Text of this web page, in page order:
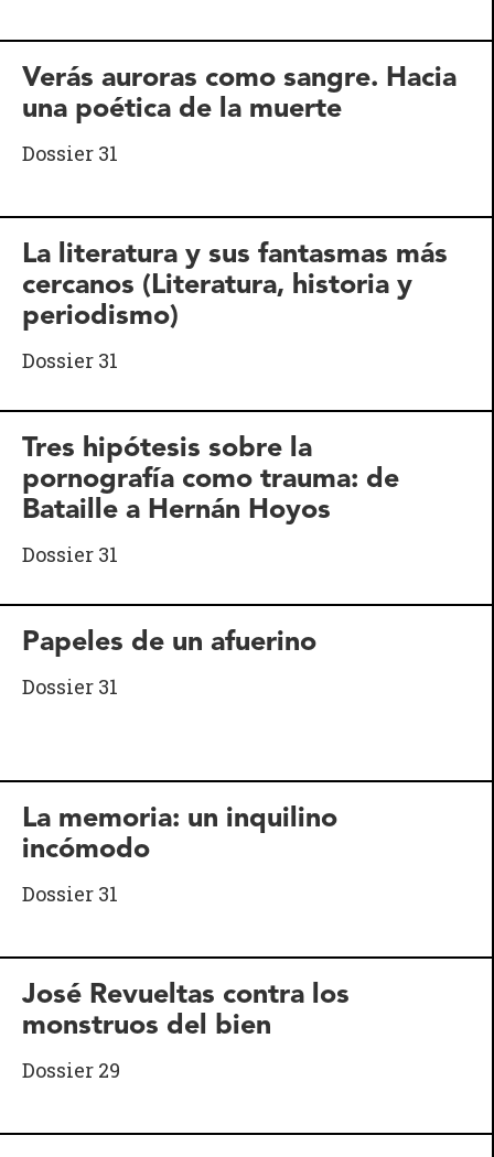
Verás auroras como sangre. Hacia
una poética de la muerte
Dossier 31
La literatura y sus fantasmas más
cercanos (Literatura, historia y
periodismo)
Dossier 31
Tres hipótesis sobre la
pornografía como trauma: de
Bataille a Hernán Hoyos
Dossier 31
Papeles de un afuerino
Dossier 31
La memoria: un inquilino
incómodo
Dossier 31
José Revueltas contra los
monstruos del bien
Dossier 29